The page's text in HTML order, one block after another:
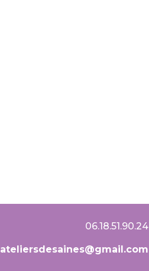
06.18.51.90.24
ateliersdesaines@gmail.com